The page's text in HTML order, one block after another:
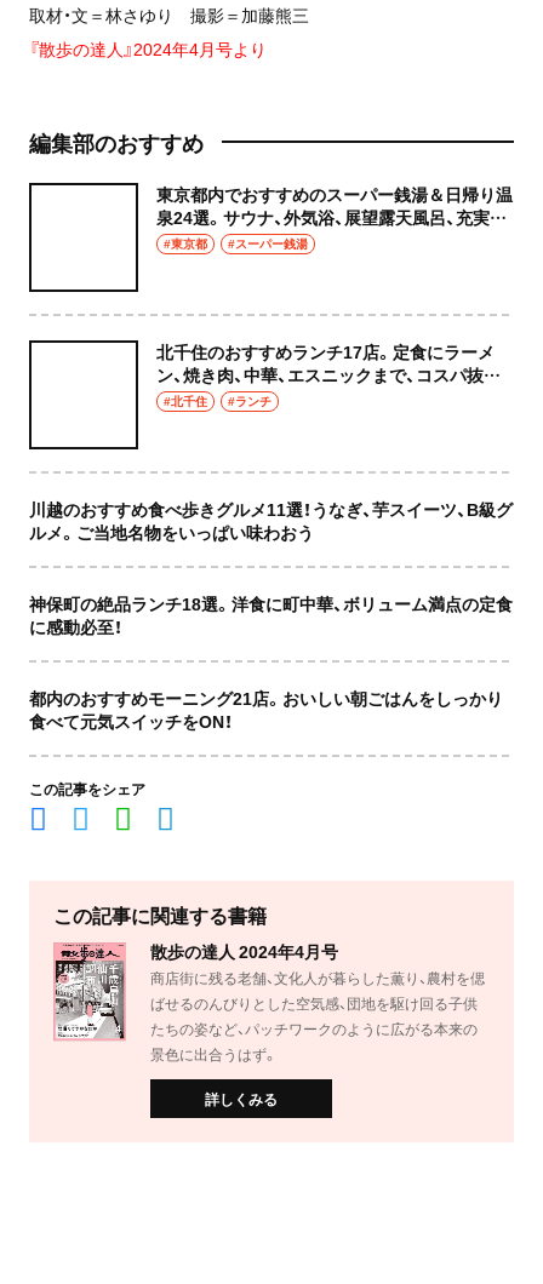
取材・文＝林さゆり 撮影＝加藤熊三
『散歩の達人』2024年4月号より
編集部のおすすめ
東京都内でおすすめのスーパー銭湯＆日帰り温
泉24選。サウナ、外気浴、展望露天風呂、充実の
癒やし空間へ
#東京都 #スーパー銭湯
北千住のおすすめランチ17店。定食にラーメ
ン、焼き肉、中華、エスニックまで、コスパ抜群
な店もおしゃれな店も網羅してご紹介！
#北千住 #ランチ
川越のおすすめ食べ歩きグルメ11選！うなぎ、芋スイーツ、B級グ
ルメ。ご当地名物をいっぱい味わおう
神保町の絶品ランチ18選。洋食に町中華、ボリューム満点の定食
に感動必至！
都内のおすすめモーニング21店。おいしい朝ごはんをしっかり
食べて元気スイッチをON！
この記事をシェア
この記事に関連する書籍
散歩の達人 2024年4月号
商店街に残る老舗、文化人が暮らした薫り、農村を偲
ばせるのんびりとした空気感、団地を駆け回る子供
たちの姿など、パッチワークのように広がる本来の
景色に出合うはず。
詳しくみる